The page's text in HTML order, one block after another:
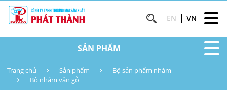
EN VN
SẢN PHẨM
Trang chủ Sản phẩm
Bộ sản phẩm nhám
Bộ nhám vân gỗ